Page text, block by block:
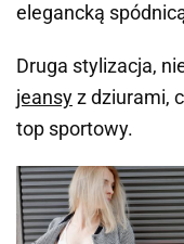
elegancką
Druga stylizacja,
jeansyz dziurami,
top sportowy.